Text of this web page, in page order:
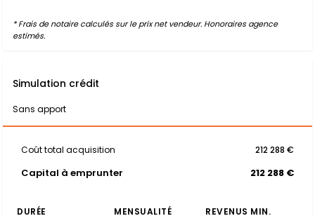
* Frais de notaire calculés sur le prix net vendeur. Honoraires agence
estimés.
Simulation crédit
Sans apport
Coût total acquisition 212 288 €
Capital à emprunter 212 288 €
DURÉE MENSUALITÉ REVENUS MIN.